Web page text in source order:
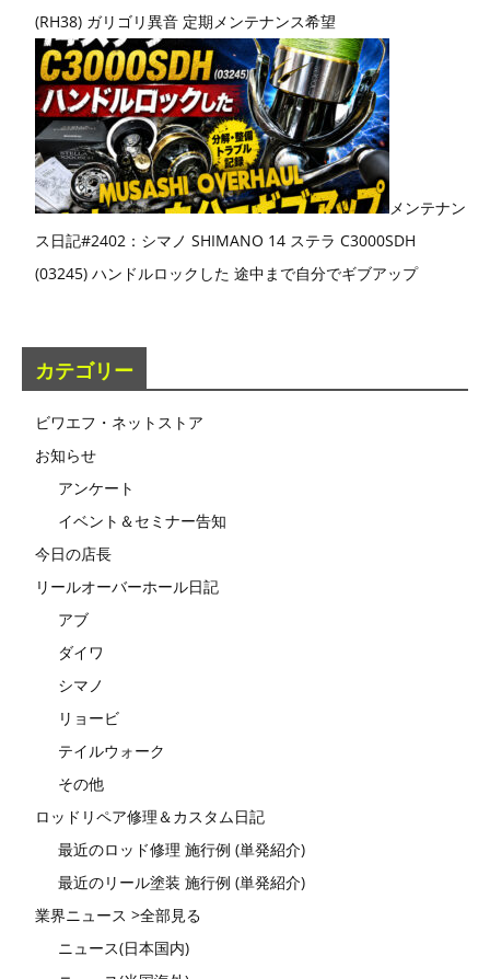
(RH38) ガリゴリ異音 定期メンテナンス希望
メンテナン
ス日記#2402：シマノ SHIMANO 14 ステラ C3000SDH
(03245) ハンドルロックした 途中まで自分でギブアップ
カテゴリー
ビワエフ・ネットストア
お知らせ
アンケート
イベント＆セミナー告知
今日の店長
リールオーバーホール日記
アブ
ダイワ
シマノ
リョービ
テイルウォーク
その他
ロッドリペア修理＆カスタム日記
最近のロッド修理 施行例 (単発紹介)
最近のリール塗装 施行例 (単発紹介)
業界ニュース >全部見る
ニュース(日本国内)